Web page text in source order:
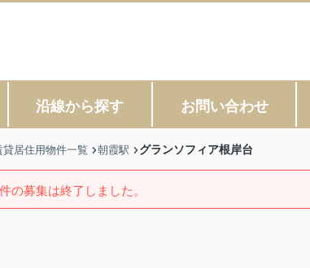
沿線から探す お問い合わせ
居住用物件一覧 朝霞駅 グランソフィア根岸台
の募集は終了しました。